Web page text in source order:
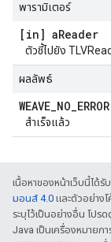
พารามิเตอร์
[in] aReader
ตัวชี้ไปยัง
ผลลัพธ์
WEAVE_NO_ERROR
สำเร็จแล้ว
เนื้อหาของหน้าเว็บนี้ได้
มอนส์ 4.0 และตัวอย่าง
ระบุไว้เป็นอย่างอื่น โปร
Java เป็นเครื่องหมายก